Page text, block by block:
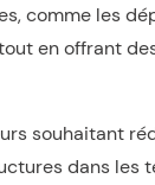
comme les
en offrant
souhaitant
dans les